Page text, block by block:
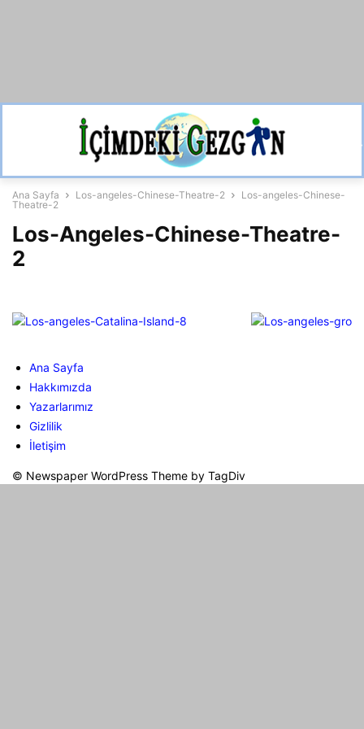
Ana Sayfa Los-angeles-Chinese-Theatre-2
Los-angeles-Chinese-
Theatre-2
Los-Angeles-Chinese-Theatre-
2
Ana Sayfa
Hakkımızda
Yazarlarımız
Gizlilik
İletişim
© Newspaper WordPress Theme by TagDiv